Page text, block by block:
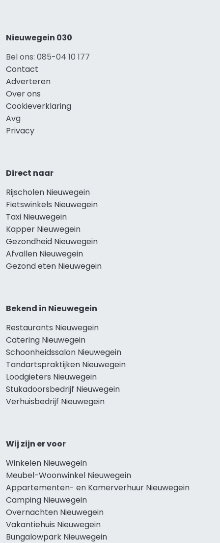
Nieuwegein 030
Bel ons: 085-04 10 177
Contact
Adverteren
Over ons
Cookieverklaring
Avg
Privacy
Direct naar
Rijscholen Nieuwegein
Fietswinkels Nieuwegein
Taxi Nieuwegein
Kapper Nieuwegein
Gezondheid Nieuwegein
Afvallen Nieuwegein
Gezond eten Nieuwegein
Bekend in Nieuwegein
Restaurants Nieuwegein
Catering Nieuwegein
Schoonheidssalon Nieuwegein
Tandartspraktijken Nieuwegein
Loodgieters Nieuwegein
Stukadoorsbedrijf Nieuwegein
Verhuisbedrijf Nieuwegein
Wij zijn er voor
Winkelen Nieuwegein
Meubel-Woonwinkel Nieuwegein
Appartementen- en Kamerverhuur Nieuwegein
Camping Nieuwegein
Overnachten Nieuwegein
Vakantiehuis Nieuwegein
Bungalowpark Nieuwegein